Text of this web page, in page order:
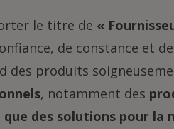
le titre de «
de constance et
des produits
, notamment des
des solutions pour la